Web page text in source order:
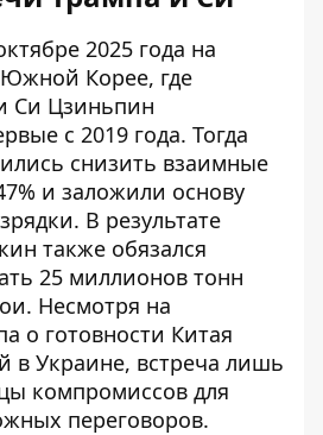
2025 года на
Корее, где
Си Цзиньпин
с 2019 года. Тогда
снизить взаимные
и заложили основу
В результате
также обязался
25 миллионов тонн
Несмотря на
о готовности Китая
в Украине, встреча лишь
компромиссов для
переговоров.